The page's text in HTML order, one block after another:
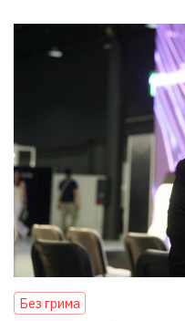
Без грима